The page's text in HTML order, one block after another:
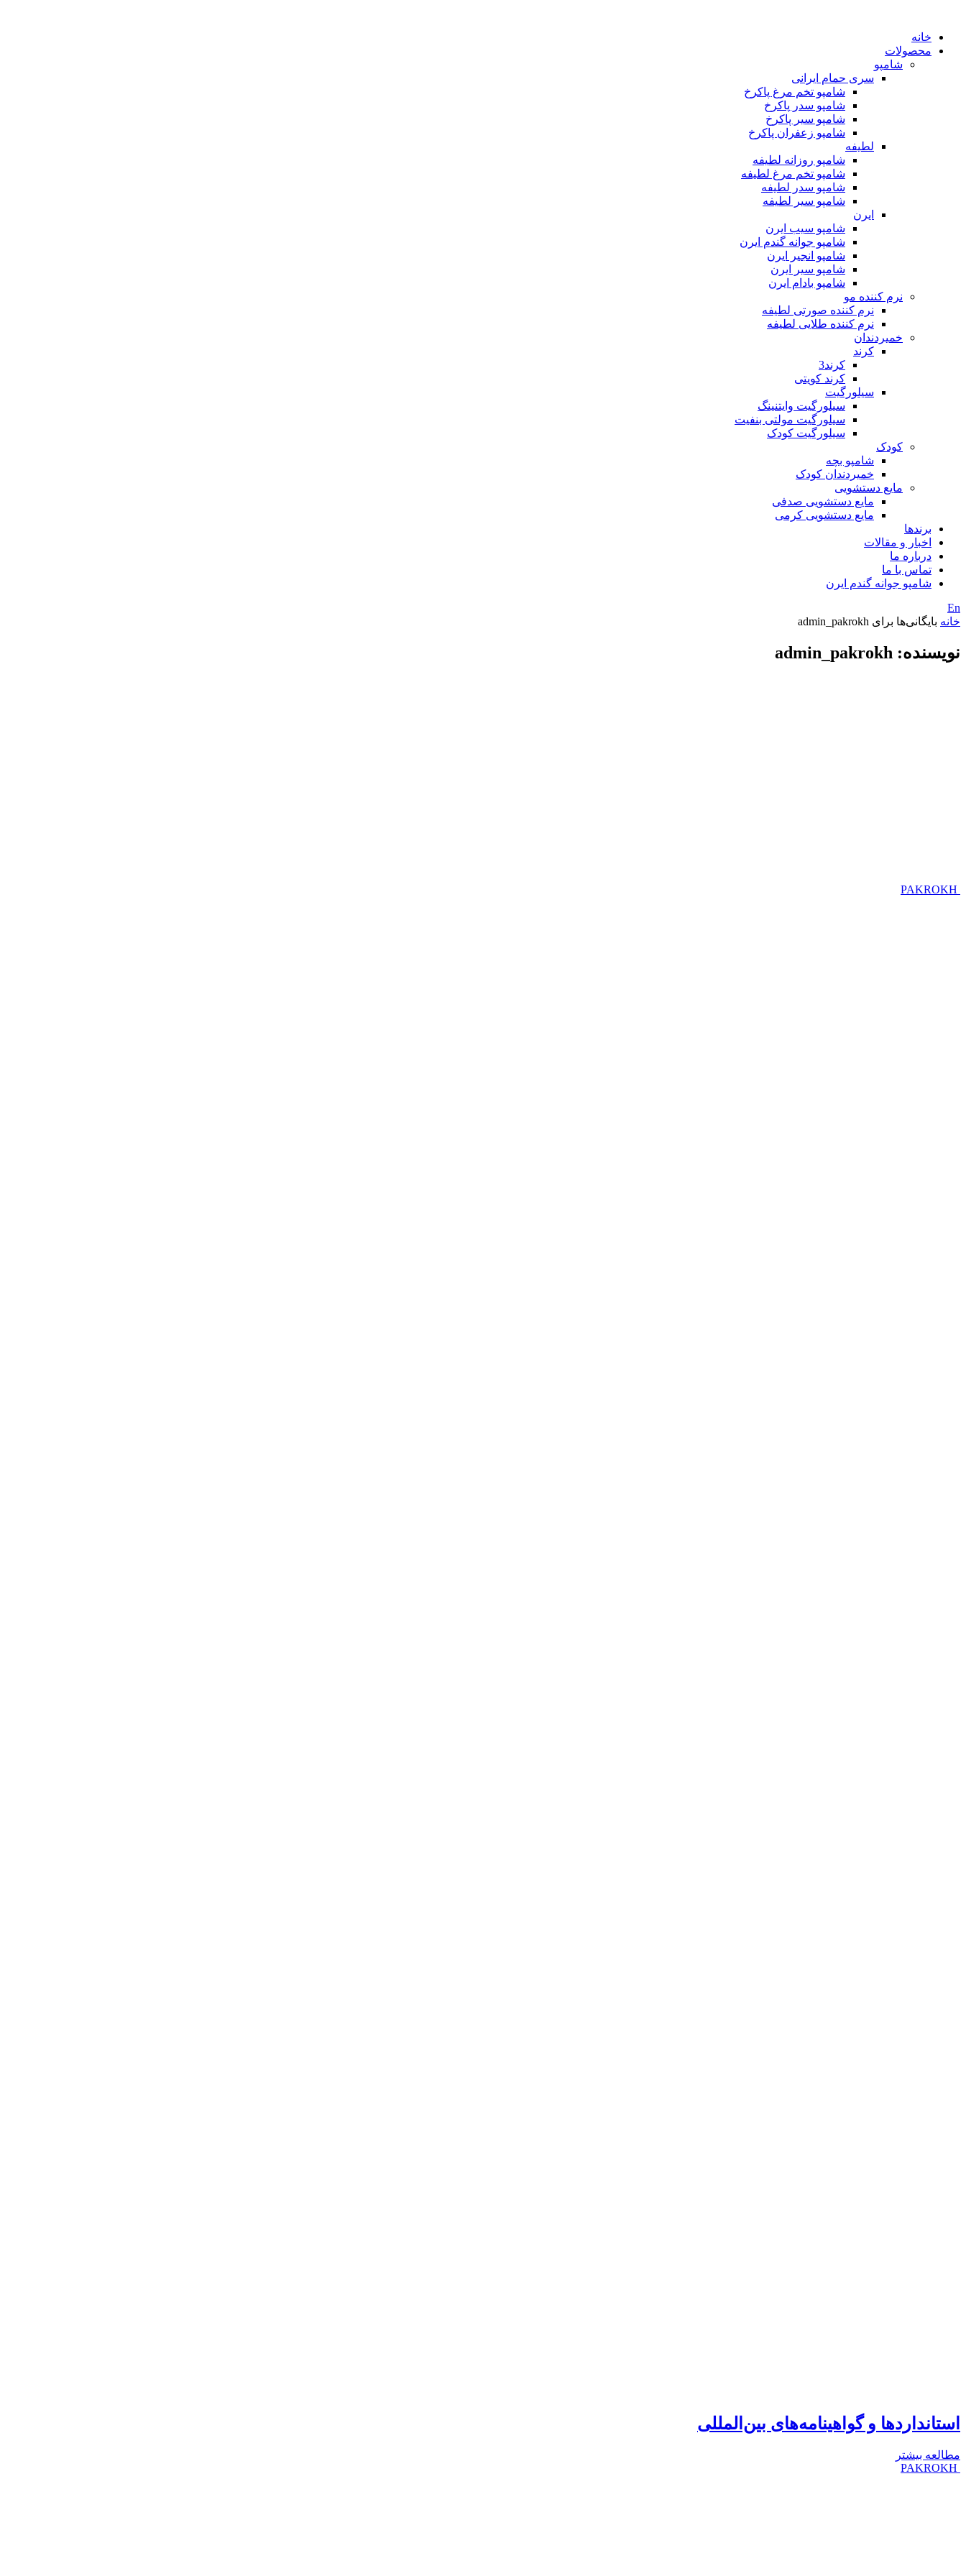
خانه
محصولات
شامپو
سری حمام ایرانی
شامپو تخم مرغ پاکرخ
شامپو سدر پاکرخ
شامپو سیر پاکرخ
شامپو زعفران پاکرخ
لطیفه
شامپو روزانه لطیفه
شامپو تخم مرغ لطیفه
شامپو سدر لطیفه
شامپو سیر لطیفه
ایرن
شامپو سیب ایرن
شامپو جوانه گندم ایرن
شامپو انجیر ایرن
شامپو سیر ایرن
شامپو بادام ایرن
نرم کننده مو
نرم کننده صورتی لطیفه
نرم کننده طلایی لطیفه
خمیردندان
کرند
کرند3
کرند کویتی
سیلورگیت
سیلورگیت وایتنینگ
سیلورگیت مولتی بنفیت
سیلورگیت کودک
کودک
شامپو بچه
خمیردندان کودک
مایع دستشویی
مایع دستشویی صدفی
مایع دستشویی کرمی
برندها
اخبار و مقالات
درباره ما
تماس با ما
شامپو جوانه گندم ایرن
En
خانه بایگانی‌ها برای admin_pakrokh
نویسنده: admin_pakrokh
PAKROKH
استانداردها و گواهینامه‌های بین‌المللی
مطالعه بیشتر
PAKROKH